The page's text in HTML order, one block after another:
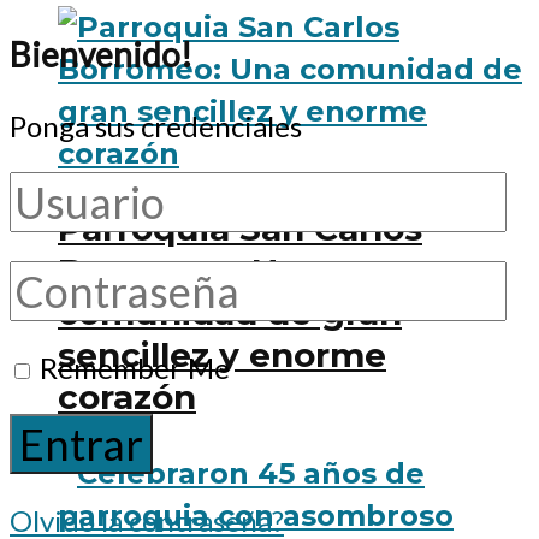
Parroquia San Carlos
Borromeo: Una
comunidad de gran
sencillez y enorme
corazón
Bienvenido!
Ponga sus credenciales
Remember Me
Olvido la contraseña?